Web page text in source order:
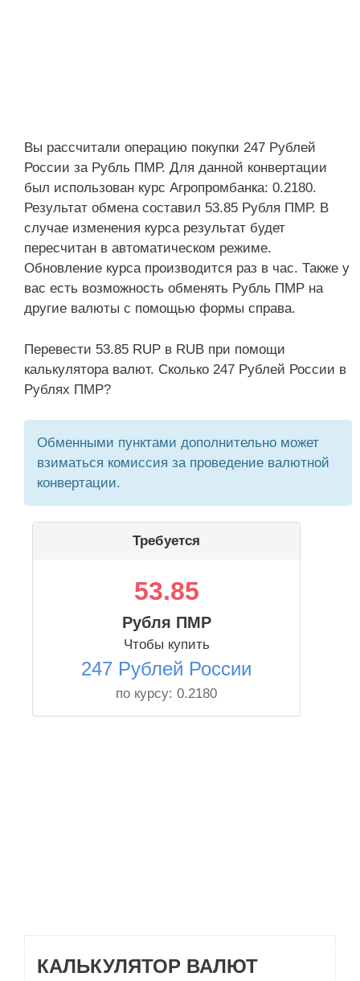
Вы рассчитали операцию покупки 247 Рублей
России за Рубль ПМР. Для данной конвертации
был использован курс Агропромбанка: 0.2180.
Результат обмена составил 53.85 Рубля ПМР. В
случае изменения курса результат будет
пересчитан в автоматическом режиме.
Обновление курса производится раз в час. Также у
вас есть возможность обменять Рубль ПМР на
другие валюты с помощью формы справа.
Перевести 53.85 RUP в RUB при помощи
калькулятора валют. Сколько 247 Рублей России в
Рублях ПМР?
Обменными пунктами дополнительно может
взиматься комиссия за проведение валютной
конвертации.
Требуется
53.85
Рубля ПМР
Чтобы купить
247 Рублей России
по курсу: 0.2180
КАЛЬКУЛЯТОР ВАЛЮТ